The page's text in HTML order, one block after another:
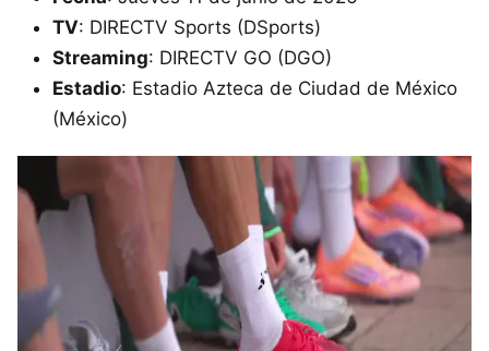
TV: DIRECTV Sports (DSports)
Streaming: DIRECTV GO (DGO)
Estadio: Estadio Azteca de Ciudad de México
(México)